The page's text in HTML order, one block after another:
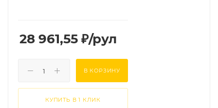
28 961,55 ₽/рул
В КОРЗИНУ
КУПИТЬ В 1 КЛИК